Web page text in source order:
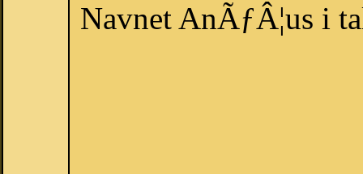
Navnet AnÃƒÂ¦us i